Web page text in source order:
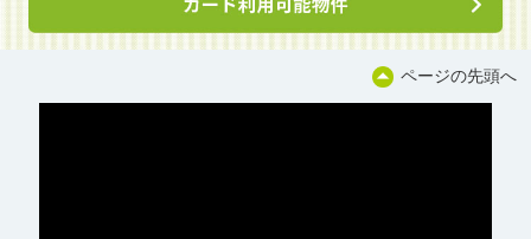
ページの先頭へ